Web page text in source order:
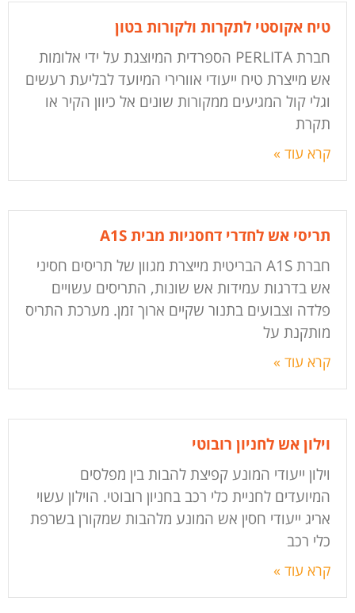
טיח אקוסטי לתקרות ולקורות בטון
חברת PERLITA הספרדית המיוצגת על ידי אלומות
אש מייצרת טיח ייעודי אוורירי המיועד לבליעת רעשים
וגלי קול המגיעים ממקורות שונים אל כיוון הקיר או
תקרת
קרא עוד »
תריסי אש לחדרי דחסניות מבית A1S
חברת A1S הבריטית מייצרת מגוון של תריסים חסיני
אש בדרגות עמידות אש שונות, התריסים עשויים
פלדה וצבועים בתנור שקיים ארוך זמן. מערכת התריס
מותקנת על
קרא עוד »
וילון אש לחניון רובוטי
וילון ייעודי המונע קפיצת להבות בין מפלסים
המיועדים לחניית כלי רכב בחניון רובוטי. הוילון עשוי
אריג ייעודי חסין אש המונע מלהבות שמקורן בשרפת
כלי רכב
קרא עוד »